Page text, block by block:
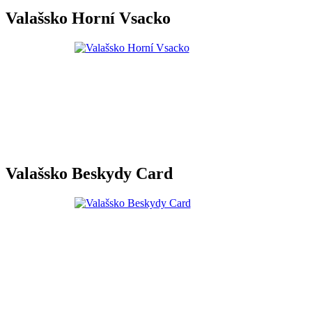
Valašsko Horní Vsacko
Valašsko Beskydy Card